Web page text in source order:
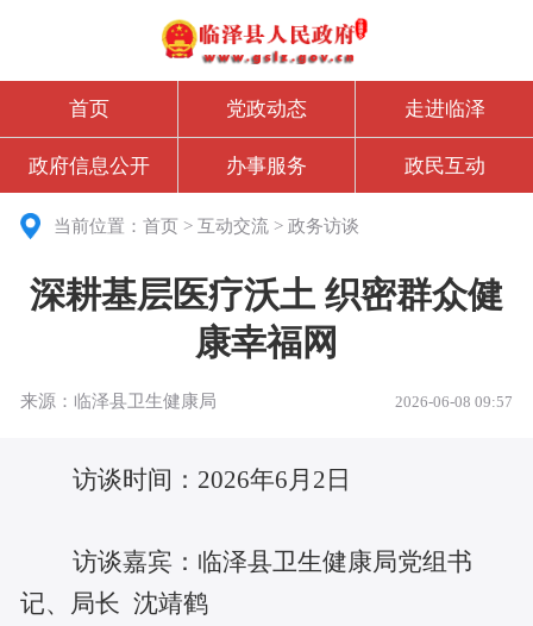
首页 党政动态 走进临泽
政府信息公开 办事服务 政民互动
当前位置：首页 >互动交流 >政务访谈
深耕基层医疗沃土 织密群众健
康幸福网
来源：临泽县卫生健康局 2026-06-08 09:57
访谈时间： 2026年6月2日
访谈嘉宾：临泽县卫生健康局党组书
记、局长沈靖鹤